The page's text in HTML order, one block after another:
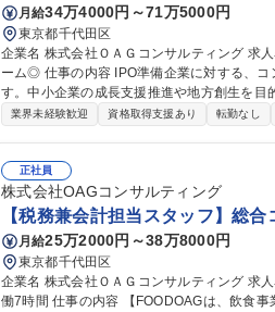
月給34万4000円～71万5000円
東京都千代田区
企業名 株式会社ＯＡＧコンサルティング 求人名 【IPOコンサルタント（スタッフ）】総合コンサルティングファ
ーム◎ 仕事の内容 IPO準備企業に対する、コンサルティング業務の実行支援及びフロント業務を担当いただきま
す。中小企業の成長支援推進や地方創生を
を含めた幅広い IPO支援を行います。豊富な顧客ネットワークや、税務・労務・M&Aなど各分野の専門家チーム
関わっていただけるのも特徴です。企業のバ
白さです。 募集職種 【IPOコンサル
業界未経験歓迎 資格取得支援あり 転勤なし
正社員
株式会社OAGコンサルティング
【税務兼会計担当スタッフ】総
月給25万2000円～38万8000円
東京都千代田区
企業名 株式会社ＯＡＧコンサルティング 求人名 【税務兼会計担当スタッフ】総合コンサルティングファーム◎実
働7時間 仕事の内容 【FOODOAGは、飲食事業者特化型で税務及び会計業務の支援を行っております】税務及び